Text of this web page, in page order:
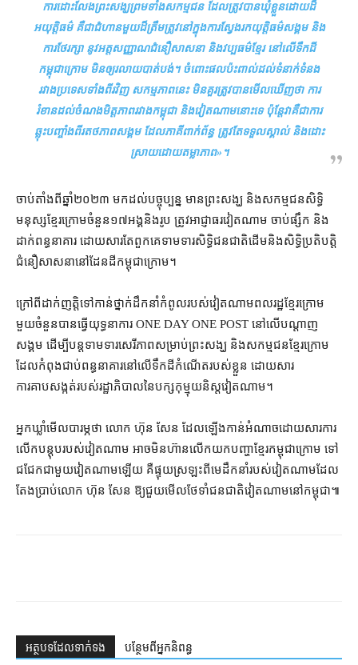
ការ​ដោះលែង​ព្រះសង្ឃ​ព្រមទាំង​សកម្មជន ដែល​ត្រូវ​បាន​ឃុំខ្លួន​ដោយ​ដ៏​
អយុត្តិធម៌ គឺជា​ជំហាន​មួយ​ដ៏​ត្រឹមត្រូវ​នៅក្នុង​ការស្វែងរក​យុត្តិធម៌​សង្គម និង​
ការ​ថែរក្សា នូវ​អត្តសញ្ញាណ​ជំនឿ​សាសនា និង​វប្បធម៌​ខ្មែរ នៅ​លើ​ទឹកដី​
កម្ពុជា​ក្រោម មិន​ឲ្យ​រលាយ​បាត់បង់​។ ចំពោះ​ផល​ប៉ះពាល់​ដល់​ទំនាក់ទំនង​
រវាង​ប្រទេស​ទាំងពីរ​វិញ សកម្មភាព​នេះ មិន​គួរ​ត្រូវ​បាន​មើលឃើញ​ថា ការ​
រំខាន​ដល់​ចំណងមិត្តភាព​រវាង​​កម្ពុជា និង​វៀតណាម​នោះ​ទេ ប៉ុន្តែ​វា​គឺជា​ការ​
ឆ្លុះ​បញ្ចាំង​ពីរ​តថភាព​សង្គម ដែល​ភាគី​ពាក់ព័ន្ធ ត្រូវតែ​ទទួល​ស្គាល់ និង​ដោះ
ស្រាយ​ដោយ​តម្លាភាព»។
ចាប់តាំងពី​ឆ្នាំ​២០២៣ មក​ដល់​បច្ចុប្បន្ន មាន​ព្រះសង្ឃ និង​សកម្មជន​សិទ្ធិ
មនុស្ស​ខ្មែរក្រោម​ចំនួន​១៧​អង្គ​និង​រូប ត្រូវ​អាជ្ញាធរ​វៀតណាម ចាប់​ផ្សឹក និង​
ដាក់​ពន្ធនាគារ ដោយសារតែ​ពួកគេ​ទាមទារ​សិទ្ធិ​ជនជាតិ​ដើម​និង​សិទ្ធិ​ប្រតិបត្តិ​
ជំនឿ​សាសនា​នៅ​ដែនដី​កម្ពុជា​ក្រោម។
ក្រៅ​ពី​ដាក់​ញត្តិ​ទៅកាន់​ថ្នាក់ដឹកនាំ​កំពូល​របស់​វៀតណាម​ពលរដ្ឋ​ខ្មែរក្រោម​
មួយចំនួន​បាន​ធ្វើ​យុទ្ធនាការ ONE DAY ONE POST នៅ​លើ​បណ្ដាញ​
សង្គម ដើម្បី​បន្ត​ទាមទារ​សេរីភាព​សម្រាប់​ព្រះសង្ឃ និង​សកម្មជន​ខ្មែរក្រោម​
ដែល​កំពុង​ជាប់ពន្ធនាគារ​នៅ​លើ​ទឹកដី​កំណើត​របស់​ខ្លួន ដោយសារ​
ការគាបសង្កត់​របស់​រដ្ឋាភិបាល​នៃ​បក្ស​កុម្មុយនិស្ត​វៀតណាម។
អ្នកឃ្លាំមើល​បារម្ភ​ថា លោក ហ៊ុន សែន ដែល​ឡើង​កាន់​អំណាច​ដោយសារ​ការ​
លើក​បន្តុប​របស់​វៀតណាម អាច​មិន​ហ៊ាន​លើកយក​បញ្ហា​ខ្មែរ​កម្ពុជា​ក្រោម ទៅ​
ជជែក​ជាមួយ​វៀតណាម​ឡើយ គឺ​ផ្ទុយ​ស្រឡះ​ពី​មេដឹកនាំ​របស់​វៀតណាម​ដែល​
តែង​ប្រាប់​លោក ហ៊ុន សែន ឱ្យ​ជួយ​មើល​ថែទាំ​ជនជាតិ​វៀតណាម​នៅ​កម្ពុជា៕
អត្ថបទ​ដែល​ទាក់ទង បន្ថែម​ពី​អ្នកនិពន្ធ